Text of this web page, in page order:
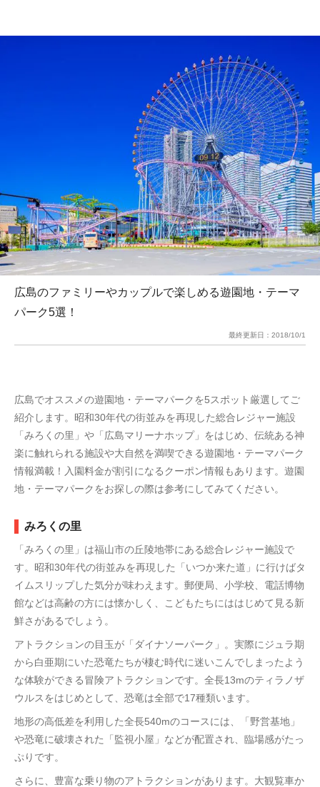
広島のファミリーやカップルで楽しめる遊園地・テーマ
パーク5選！
最終更新日： 2018/10/1
広島でオススメの遊園地・テーマパークを5スポット厳選してご
紹介します。昭和30年代の街並みを再現した総合レジャー施設
「みろくの里」や「広島マリーナホップ」をはじめ、伝統ある神
楽に触れられる施設や大自然を満喫できる遊園地・テーマパーク
情報満載！入園料金が割引になるクーポン情報もあります。遊園
地・テーマパークをお探しの際は参考にしてみてください。
みろくの里
「みろくの里」は福山市の丘陵地帯にある総合レジャー施設で
す。昭和30年代の街並みを再現した「いつか来た道」に行けばタ
イムスリップした気分が味わえます。郵便局、小学校、電話博物
館などは高齢の方には懐かしく、こどもたちにははじめて見る新
鮮さがあるでしょう。
アトラクションの目玉が「ダイナソーパーク」。実際にジュラ期
から白亜期にいた恐竜たちが棲む時代に迷いこんでしまったよう
な体験ができる冒険アトラクションです。全長13mのティラノザ
ウルスをはじめとして、恐竜は全部で17種類います。
地形の高低差を利用した全長540mのコースには、「野営基地」
や恐竜に破壊された「監視小屋」などが配置され、臨場感がたっ
ぷりです。
さらに、豊富な乗り物のアトラクションがあります。大観覧車か